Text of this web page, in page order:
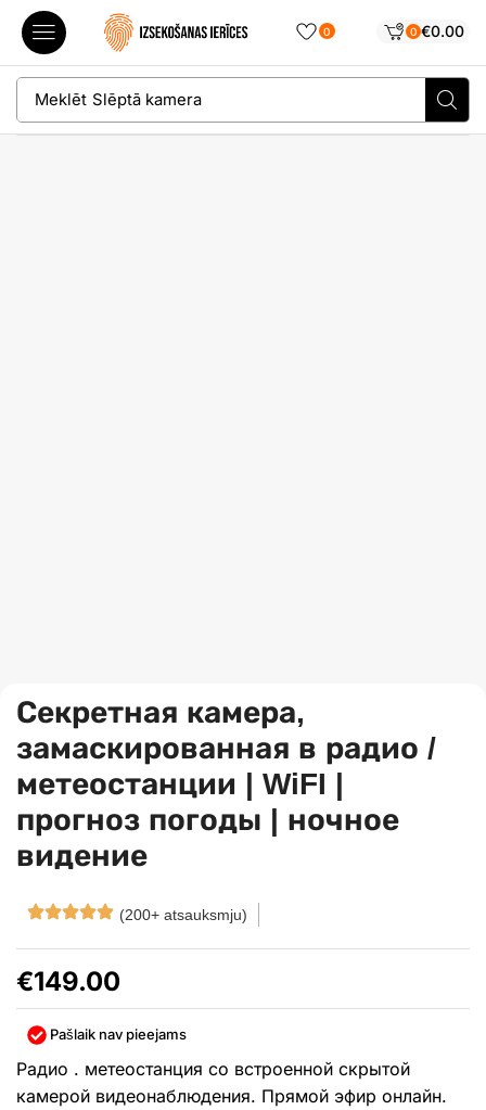
0 0 €0.00
Meklēt Slēptā kamera
Секретная камера,
замаскированная в радио /
метеостанции | WiFI |
прогноз погоды | ночное
видение
(200+ atsauksmju)
€149.00
Pašlaik nav pieejams
Радио . метеостанция со встроенной скрытой
камерой видеонаблюдения. Прямой эфир онлайн.